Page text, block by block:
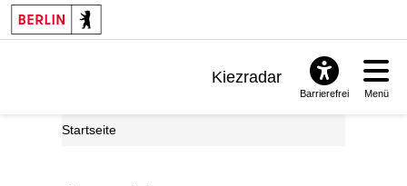
Kiezradar
Barrierefrei Menü
Startseite